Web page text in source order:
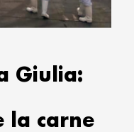
Giulia:
la carne